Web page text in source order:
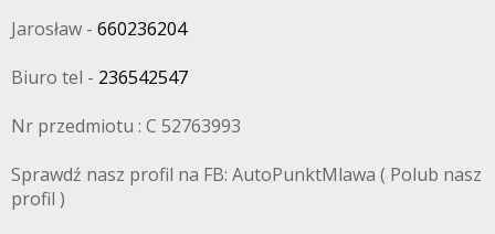
Jarosław - 660236204
Biuro tel - 236542547
Nr przedmiotu : C 52763993
Sprawdź nasz profil na FB: AutoPunktMlawa ( Polub nasz
profil )